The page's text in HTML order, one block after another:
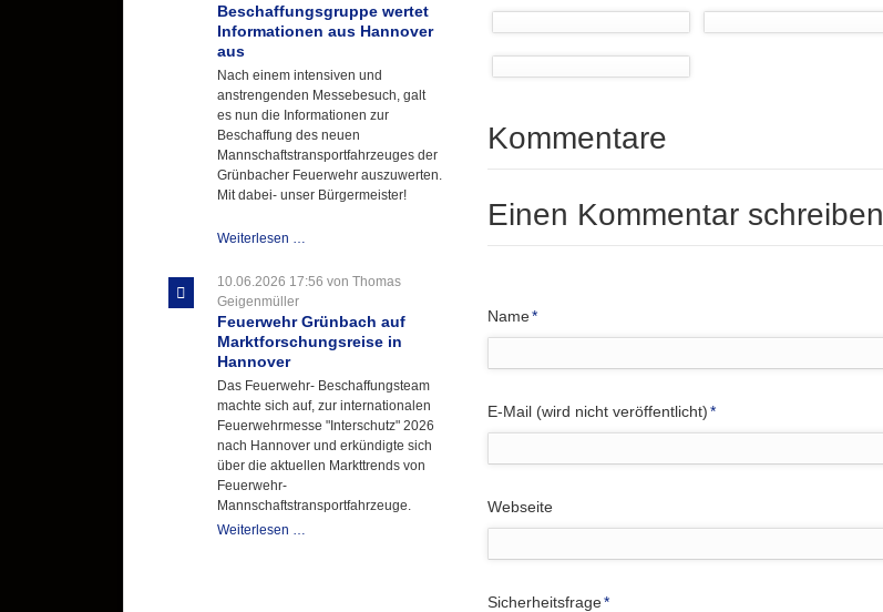
Kommentare
Einen Kommentar schreiben
Pflichtfeld
Name*
Pflichtfeld
E-Mail (wird nicht veröffentlicht)*
Webseite
Pflichtfeld
Sicherheitsfrage*
Beschaffungsgruppe wertet
Informationen aus Hannover
aus
Nach einem intensiven und
anstrengenden Messebesuch, galt
es nun die Informationen zur
Beschaffung des neuen
Mannschaftstransportfahrzeuges der
Grünbacher Feuerwehr auszuwerten.
Mit dabei- unser Bürgermeister!
Weiterlesen …
Informationen
Hannover
aus
10.06.2026 17:56 von Thomas
Geigenmüller
Feuerwehr Grünbach auf
Marktforschungsreise in
Hannover
Das Feuerwehr- Beschaffungsteam
machte sich auf, zur internationalen
Feuerwehrmesse "Interschutz" 2026
nach Hannover und erkündigte sich
über die aktuellen Markttrends von
Feuerwehr-
Mannschaftstransportfahrzeuge.
Weiterlesen …